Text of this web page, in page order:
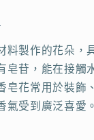
料製作的花朵，
皂苷，能在接觸
皂花常用於裝飾
氣受到廣泛喜愛。